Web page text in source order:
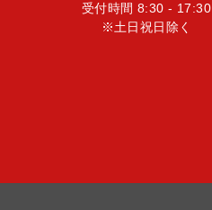
受付時間 8:30 - 17:30
※土日祝日除く